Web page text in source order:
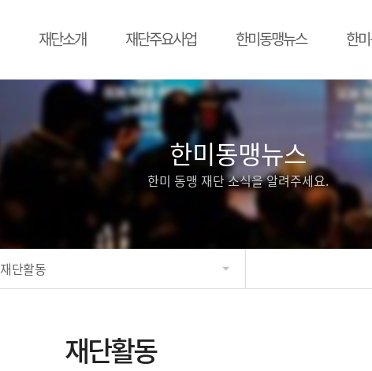
재단소개 재단주요사업 한미동맹뉴스 한
한미동맹뉴스
한미 동맹 재단 소식을 알려주세요.
재단활동
재단활동